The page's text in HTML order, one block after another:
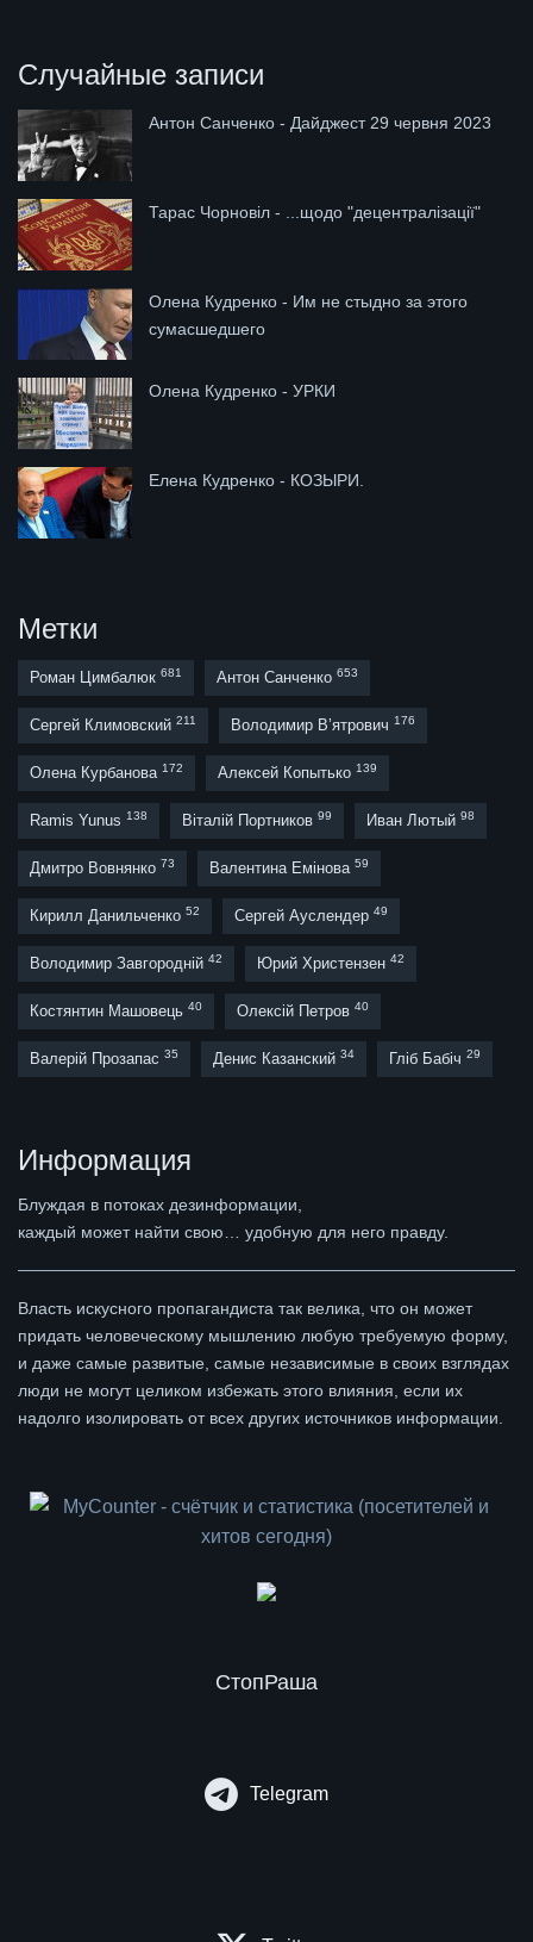
Случайные записи
Антон Санченко - Дайджест 29 червня 2023
Тарас Чорновіл - ...щодо "децентралізації"
Олена Кудренко - Им не стыдно за этого
сумасшедшего
Олена Кудренко - УРКИ
Елена Кудренко - КОЗЫРИ.
Метки
Роман Цимбалюк 681 Антон Санченко 653
Сергей Климовский 211 Володимир В’ятрович 176
Олена Курбанова 172 Алексей Копытько 139
Ramis Yunus 138 Віталій Портников 99 Иван Лютый 98
Дмитро Вовнянко 73 Валентина Емінова 59
Кирилл Данильченко 52 Сергей Ауслендер 49
Володимир Завгородній 42 Юрий Христензен 42
Костянтин Машовець 40 Олексій Петров 40
Валерій Прозапас 35 Денис Казанский 34 Гліб Бабіч 29
Информация
Блуждая в потоках дезинформации,
каждый может найти свою… удобную для него правду.
Власть искусного пропагандиста так велика, что он может
придать человеческому мышлению любую требуемую форму,
и даже самые развитые, самые независимые в своих взглядах
люди не могут целиком избежать этого влияния, если их
надолго изолировать от всех других источников информации.
СтопРаша
Telegram